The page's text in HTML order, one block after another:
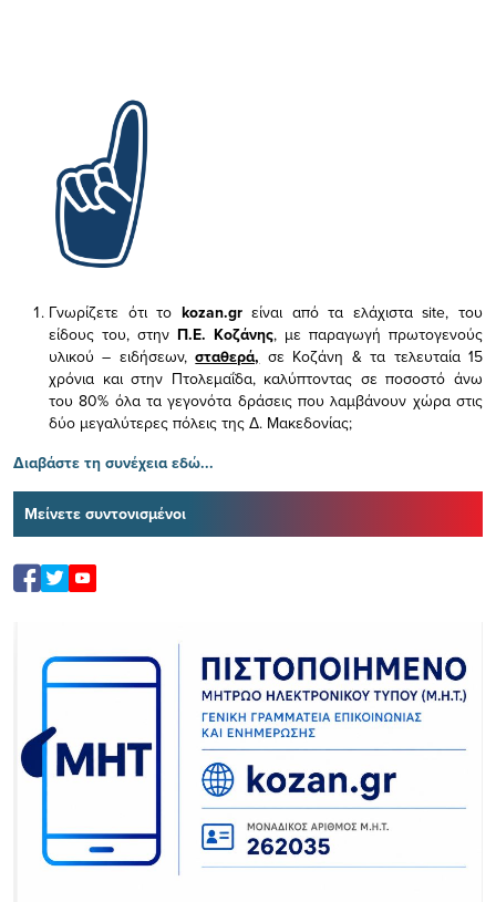
Γνωρίζετε ότι το kozan.gr είναι από τα ελάχισταsite, του
είδους του, στην Π.Ε. Κοζάνης, με παραγωγή πρωτογενούς
υλικού – ειδήσεων,σταθερά, σε Κοζάνη & τα τελευταία 15
χρόνια και στην Πτολεμαΐδα, καλύπτοντας σε ποσοστό άνω
του 80% όλα τα γεγονότα δράσεις που λαμβάνουν χώρα στις
δύο μεγαλύτερες πόλεις της Δ. Μακεδονίας;
Διαβάστε τη συνέχεια εδώ...
Μείνετε συντονισμένοι